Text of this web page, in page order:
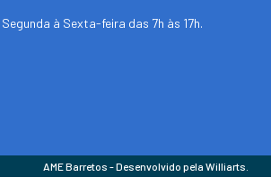
Segunda à Sexta-feira das 7h às 17h.
AME Barretos - Desenvolvido pela Williarts.